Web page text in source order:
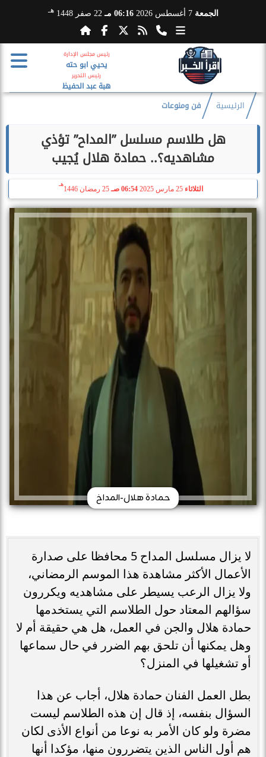
الجمعة 7 أغسطس 2026 06:16 مـ 22 صفر 1448 هـ
رئيس مجلس الإدارة
يحيي ابو حته
رئيس التحرير
هبة عبد الحفيظ
الرئيسية فن ومنوعات
هل طلاسم مسلسل ”المداح” تؤذي
مشاهديه؟.. حمادة هلال يُجيب
الثلاثاء 25 مارس 2025 06:54 صـ 25 رمضان 1446
هـ
حمادة هلال-المداخ
لا يزال مسلسل المداح 5 محافظا على صدارة
الأعمال الأكثر مشاهدة هذا الموسم الرمضاني،
ولا يزال الرعب يسيطر على مشاهديه ويكررون
سؤالهم المعتاد حول الطلاسم التي يستخدمها
حمادة هلال والجن في العمل، هل هي حقيقة أم لا
وهل يمكنها أن تلحق بهم الضرر في حال سماعها
أو تشغيلها في المنزل؟
بطل العمل الفنان حمادة هلال، أجاب عن هذا
السؤال بنفسه، إذ قال إن هذه الطلاسم ليست
مضرة ولو كان الأمر به نوعا من أنواع الأذى لكان
هم أول الناس الذين يتضررون منها، مؤكدا أنها